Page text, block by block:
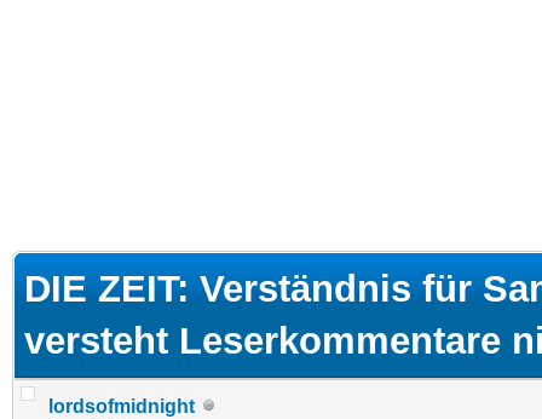
DIE ZEIT: Verständnis für
versteht Leserkommentare
lordsofmidnight